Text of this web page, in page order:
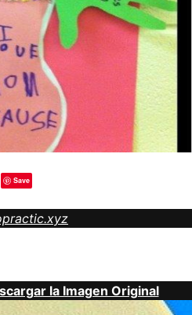
Save
la Imagen Original